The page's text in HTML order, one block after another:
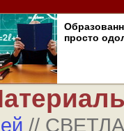
просто
//